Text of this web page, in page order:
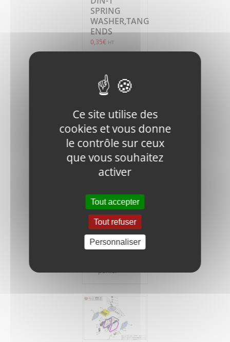
SPRING
WASHER,TANG
ENDS
0,35€ HT
Ajouter
au
panier
Détails
M8x16-8.8-
GB-1 SCREW
0,35€ HT
Ajouter
panier
Détails
Ce site utilise des
cookies et vous donne
le contrôle sur ceux
que vous souhaitez
activer
Tout accepter
Tout refuser
Personnaliser